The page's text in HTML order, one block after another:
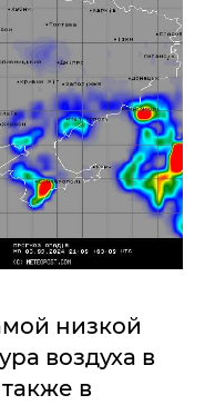
низкой
воздуха в
в